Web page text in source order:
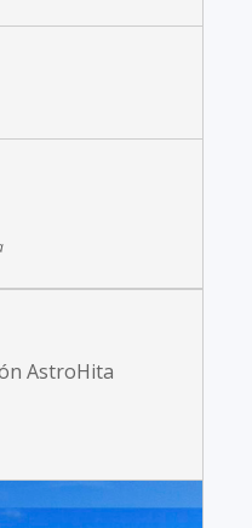
AstroHita